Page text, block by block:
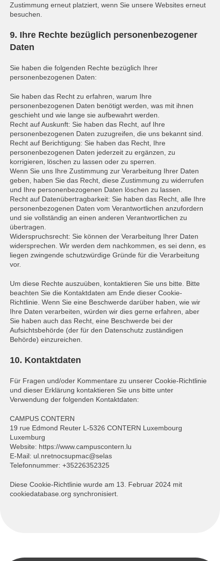
Zustimmung erneut platziert, wenn Sie unsere Websites erneut
besuchen.
9. Ihre Rechte bezüglich personenbezogener
Daten
Sie haben die folgenden Rechte bezüglich Ihrer
personenbezogenen Daten:
Sie haben das Recht zu erfahren, warum Ihre
personenbezogenen Daten benötigt werden, was mit ihnen
geschieht und wie lange sie aufbewahrt werden.
Recht auf Auskunft: Sie haben das Recht, auf Ihre
personenbezogenen Daten zuzugreifen, die uns bekannt sind.
Recht auf Berichtigung: Sie haben das Recht, Ihre
personenbezogenen Daten jederzeit zu ergänzen, zu
korrigieren, löschen zu lassen oder zu sperren.
Wenn Sie uns Ihre Zustimmung zur Verarbeitung Ihrer Daten
geben, haben Sie das Recht, diese Zustimmung zu widerrufen
und Ihre personenbezogenen Daten löschen zu lassen.
Recht auf Datenübertragbarkeit: Sie haben das Recht, alle Ihre
personenbezogenen Daten vom Verantwortlichen anzufordern
und sie vollständig an einen anderen Verantwortlichen zu
übertragen.
Widerspruchsrecht: Sie können der Verarbeitung Ihrer Daten
widersprechen. Wir werden dem nachkommen, es sei denn, es
liegen zwingende schutzwürdige Gründe für die Verarbeitung
vor.
Um diese Rechte auszuüben, kontaktieren Sie uns bitte. Bitte
beachten Sie die Kontaktdaten am Ende dieser Cookie-
Richtlinie. Wenn Sie eine Beschwerde darüber haben, wie wir
Ihre Daten verarbeiten, würden wir dies gerne erfahren, aber
Sie haben auch das Recht, eine Beschwerde bei der
Aufsichtsbehörde (der für den Datenschutz zuständigen
Behörde) einzureichen.
10. Kontaktdaten
Für Fragen und/oder Kommentare zu unserer Cookie-Richtlinie
und dieser Erklärung kontaktieren Sie uns bitte unter
Verwendung der folgenden Kontaktdaten:
CAMPUS CONTERN
19 rue Edmond Reuter L-5326 CONTERN Luxembourg
Luxemburg
Website: https://www.campuscontern.lu
E-Mail: ul.nretnocsupmac@selas
Telefonnummer: +35226352325
Diese Cookie-Richtlinie wurde am 13. Februar 2024 mit
cookiedatabase.org synchronisiert.